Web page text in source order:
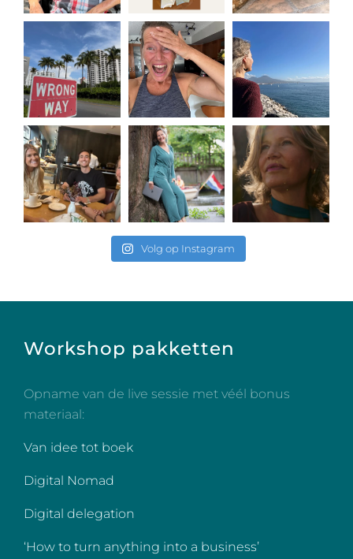
Volg op Instagram
Workshop pakketten
Opname van de live sessie met véél bonus
materiaal:
Van idee tot boek
Digital Nomad
Digital delegation
‘How to turn anything into a business’